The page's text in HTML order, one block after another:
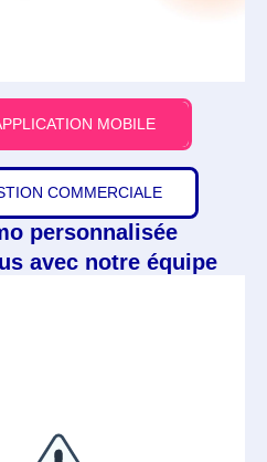
MOBILE
COMMERCIALE
personnalisée
avec notre équipe